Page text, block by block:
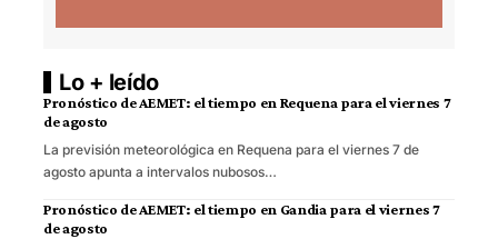
Lo + leído
Pronóstico de AEMET: el tiempo en Requena para el viernes 7
de agosto
La previsión meteorológica en Requena para el viernes 7 de
agosto apunta a intervalos nubosos…
Pronóstico de AEMET: el tiempo en Gandia para el viernes 7
de agosto